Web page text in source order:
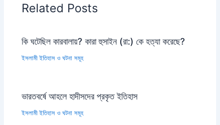
Related Posts
কি ঘটেছিল কারবালায়? কারা হুসাইন (রা:) কে হত্যা করেছে?
ইসলামী ইতিহাস ও ঘটনা সমূহ
ভারতবর্ষে আহলে হাদীসদের প্রকৃত ইতিহাস
ইসলামী ইতিহাস ও ঘটনা সমূহ